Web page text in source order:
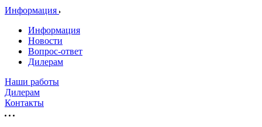
Информация
Информация
Новости
Вопрос-ответ
Дилерам
Наши работы
Дилерам
Контакты